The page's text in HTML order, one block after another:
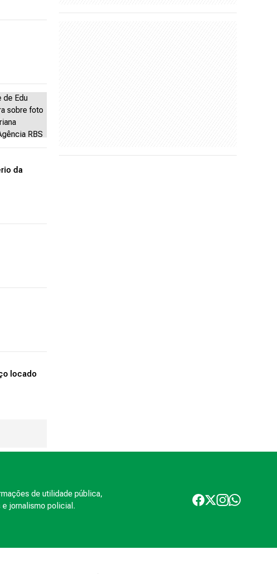
da
locado
de utilidade pública,
jornalismo policial.